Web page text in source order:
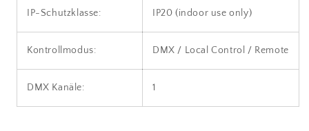
IP-Schutzklasse: IP20 (indoor use only)
Kontrollmodus: DMX / Local Control / Remote
DMX Kanäle: 1